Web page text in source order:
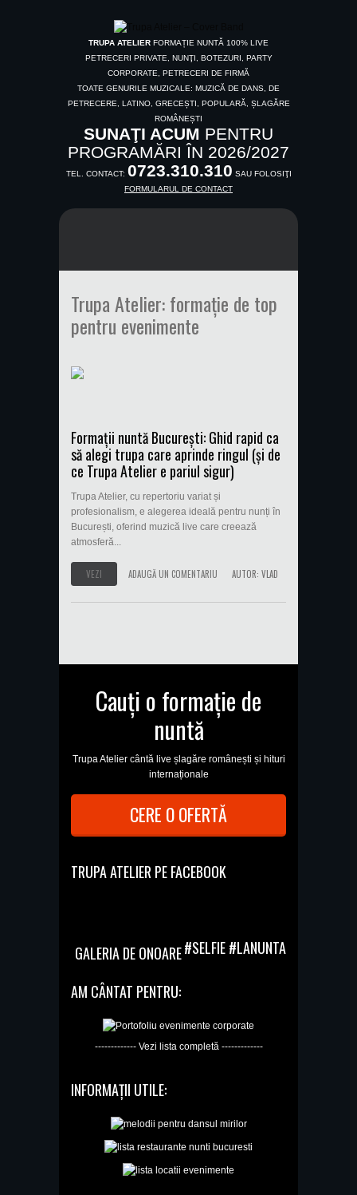
TRUPA ATELIER FORMAȚIE NUNTĂ 100% LIVE
PETRECERI PRIVATE, NUNŢI, BOTEZURI, PARTY
CORPORATE, PETRECERI DE FIRMĂ
TOATE GENURILE MUZICALE: MUZICĂ DE DANS, DE
PETRECERE, LATINO, GRECEȘTI, POPULARĂ, ȘLAGĂRE
ROMÂNEȘTI
SUNAŢI ACUM PENTRU
PROGRAMĂRI ÎN 2026/2027
TEL. CONTACT: 0723.310.310 SAU FOLOSIŢI
FORMULARUL DE CONTACT
Trupa Atelier: formație de top
pentru evenimente
Formații nuntă București: Ghid rapid ca
să alegi trupa care aprinde ringul (și de
ce Trupa Atelier e pariul sigur)
Trupa Atelier, cu repertoriu variat și
profesionalism, e alegerea ideală pentru nunți în
București, oferind muzică live care creează
atmosferă...
VEZI ADAUGĂ UN COMENTARIU AUTOR: VLAD
Cauți o formație de
nuntă
Trupa Atelier cântă live șlagăre românești și hituri
internaționale
CERE O OFERTĂ
TRUPA ATELIER PE FACEBOOK
GALERIA DE ONOARE#SELFIE #LANUNTA
AM CÂNTAT PENTRU:
------------- Vezi lista completă -------------
INFORMAȚII UTILE: